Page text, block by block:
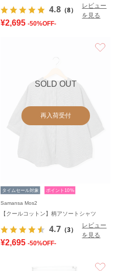
4.8 （8）
レビュー
を見る
¥2,695 -50%OFF-
SOLD OUT
再入荷受付
タイムセール対象 ポイント10%
Samansa Mos2
【クールコットン】柄アソートシャツ
4.7 （3）
レビュー
を見る
¥2,695 -50%OFF-